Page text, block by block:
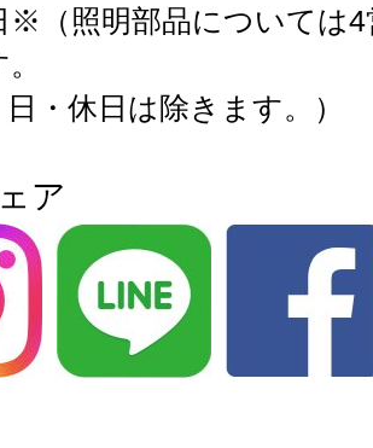
※（照明部品については4
・休日は除きます。）
ア